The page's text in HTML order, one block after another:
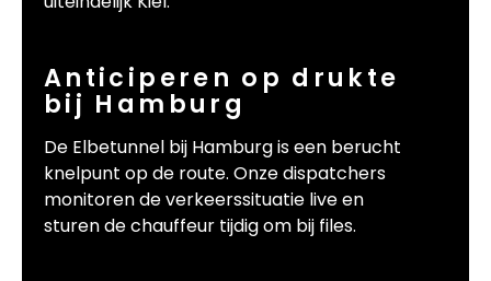
Anticiperen op drukte
bij Hamburg
De Elbetunnel bij Hamburg is een berucht
knelpunt op de route. Onze dispatchers
monitoren de verkeerssituatie live en
sturen de chauffeur tijdig om bij files.